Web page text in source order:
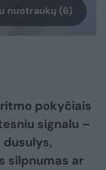
nuotraukų (6)
pokyčiais
signalu –
dusulys,
silpnumas ar